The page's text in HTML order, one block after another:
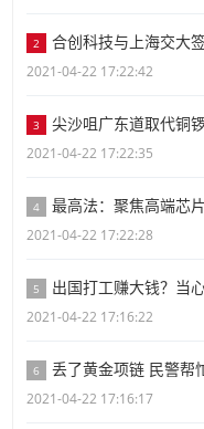
2 合创科技与上海交大
2021-04-22 17:22:42
3 尖沙咀广东道取代铜
2021-04-22 17:22:35
4 最高法：聚焦高端芯
2021-04-22 17:22:28
5 出国打工赚大钱？当
2021-04-22 17:16:22
6 丢了黄金项链 民警帮
2021-04-22 17:16:17